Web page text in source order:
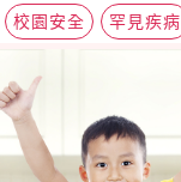
校園安全 罕見疾病